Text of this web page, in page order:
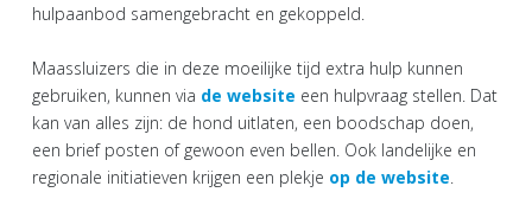
hulpaanbod samengebracht en gekoppeld.
Maassluizers die in deze moeilijke tijd extra hulp kunnen
gebruiken, kunnen via de website een hulpvraag stellen. Dat
kan van alles zijn: de hond uitlaten, een boodschap doen,
een brief posten of gewoon even bellen. Ook landelijke en
regionale initiatieven krijgen een plekje op de website.